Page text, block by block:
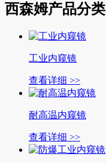
西森姆产品分类
工业内窥镜
查看详细 >>
耐高温内窥镜
查看详细 >>